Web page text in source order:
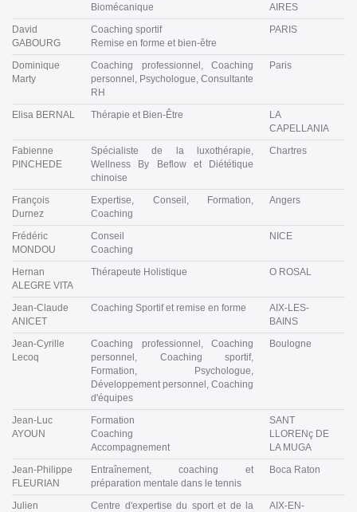
Biomécanique
AIRES
David
GABOURG
Coaching sportif
Remise en forme et bien-être
PARIS
Dominique
Marty
Coaching professionnel, Coaching
personnel, Psychologue, Consultante
RH
Paris
Elisa BERNAL Thérapie et Bien-Être
LA
CAPELLANIA
Fabienne
PINCHEDE
Spécialiste de la luxothérapie,
Wellness By Beflow et Diététique
chinoise
Chartres
François
Durnez
Expertise, Conseil, Formation,
Coaching
Angers
Frédéric
MONDOU
Conseil
Coaching
NICE
Hernan
ALEGRE VITA
Thérapeute Holistique O ROSAL
Jean-Claude
ANICET
Coaching Sportif et remise en forme
AIX-LES-
BAINS
Jean-Cyrille
Lecoq
Coaching professionnel, Coaching
personnel, Coaching sportif,
Formation, Psychologue,
Développement personnel, Coaching
d'équipes
Boulogne
Jean-Luc
AYOUN
Formation
Coaching
Accompagnement
SANT
LLORENç DE
LA MUGA
Jean-Philippe
FLEURIAN
Entraînement, coaching et
préparation mentale dans le tennis
Boca Raton
Julien
Centre d'expertise du sport et de la
AIX-EN-